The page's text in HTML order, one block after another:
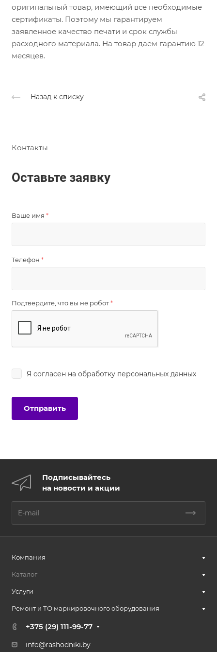
оригинальный товар, имеющий все необходимые
сертификаты. Поэтому мы гарантируем
заявленное качество печати и срок службы
расходного материала. На товар даем гарантию 12
месяцев.
Назад к списку
Контакты
Оставьте заявку
Ваше имя *
Телефон *
Подтвердите, что вы не робот*
Я согласен на обработку персональных данных
Подписывайтесь
на новости и акции
Компания
Каталог
Услуги
Ремонт и ТО маркировочного оборудования
+375 (29) 111-99-77
info@rashodniki.by